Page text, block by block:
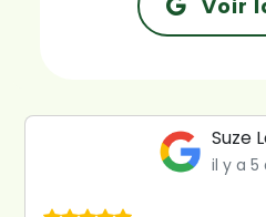
Voir
Suze
il y a 5